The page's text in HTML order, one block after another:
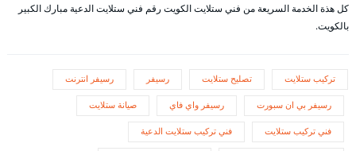
كل هذة الخدمة السريعة من فني ستلايت الكويت رقم فني ستلايت الدعية مبارك الكبير
بالكويت.
تركيب ستلايت تصليح ستلايت رسيفر رسيفر انترنت
رسيفر بي ان سبورت رسيفر واي فاي صيانة ستلايت
فني تركيب ستلايت فني تركيب ستلايت الدعية